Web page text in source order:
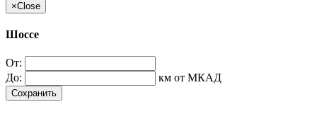
×Close
Шоссе
От:
До:
км от МКАД
Сохранить